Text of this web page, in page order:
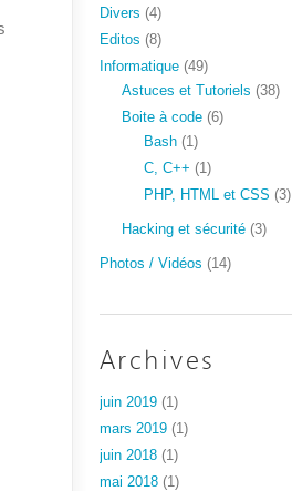
Divers (4)
Editos (8)
Informatique (49)
Astuces et Tutoriels (38)
Boite à code (6)
Bash (1)
C, C++ (1)
PHP, HTML et CSS (3)
Hacking et sécurité (3)
Photos / Vidéos (14)
Archives
juin 2019 (1)
mars 2019 (1)
juin 2018 (1)
mai 2018 (1)